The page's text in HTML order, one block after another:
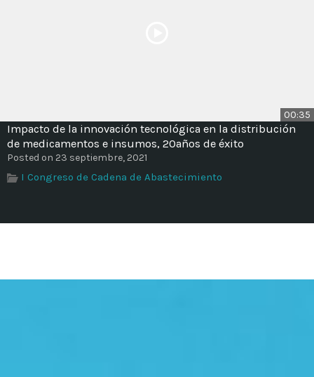
00:35
Impacto de la innovación tecnológica en la distribución
de medicamentos e insumos, 20años de éxito
Posted on 23 septiembre, 2021
I Congreso de Cadena de Abastecimiento